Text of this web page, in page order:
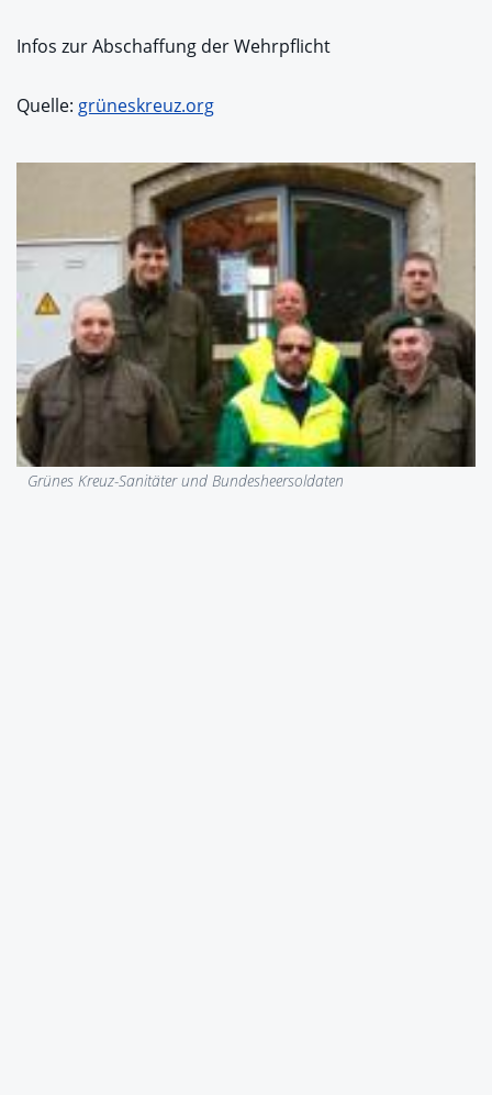
Infos zur Abschaffung der Wehrpflicht
Quelle: grüneskreuz.org
Grünes Kreuz-Sanitäter und Bundesheersoldaten